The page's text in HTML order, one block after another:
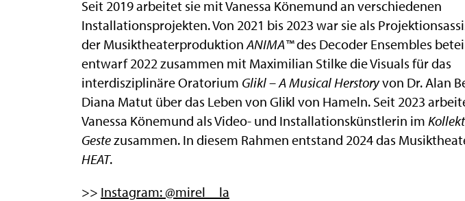
Seit 2019 arbeitet sie mit Vanessa Könemund an verschiedenen
Installationsprojekten. Von 2021 bis 2023 war sie als
der MusiktheaterproduktionANIMA™des Decoder Ensembles
entwarf 2022 zusammen mit Maximilian Stilke die Visuals für das
interdisziplinäre Oratorium Glikl – A Musical Herstoryvon Dr. Alan
Diana Matut über das Leben von Glikl von Hameln. Seit 2023
Vanessa Könemund als Video- und Installationskünstlerin im
Gestezusammen. In diesem Rahmen entstand 2024 das
HEAT.
>> Instagram: @mirel__la